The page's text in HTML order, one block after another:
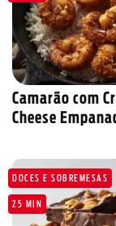
Camarão com
Cheese
DOCES E SOBREMESAS
25 MIN